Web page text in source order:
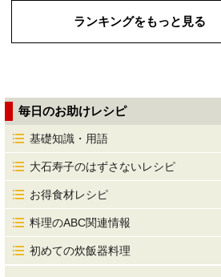
ランキングをもっと見る
毎日のお助けレシピ
基礎知識・用語
大石寿子のはずさないレシピ
お得食材レシピ
料理のABC関連情報
初めての炊飯器料理